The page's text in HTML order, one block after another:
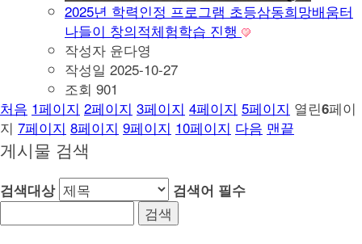
2025년 학력인정 프로그램 초등삼동희망배움터
나들이 창의적체험학습 진행
작성자 윤다영
작성일 2025-10-27
조회 901
처음 1페이지 2페이지 3페이지 4페이지 5페이지 열린6페이
지 7페이지 8페이지 9페이지 10페이지 다음 맨끝
게시물 검색
검색대상 검색어 필수